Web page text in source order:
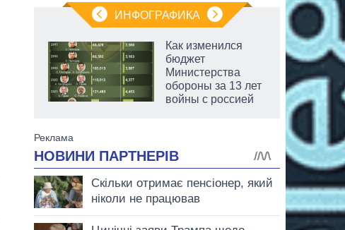
ИНФОГРАФИКА
Как изменился
бюджет
Министерства
обороны за 13 лет
войны с россией